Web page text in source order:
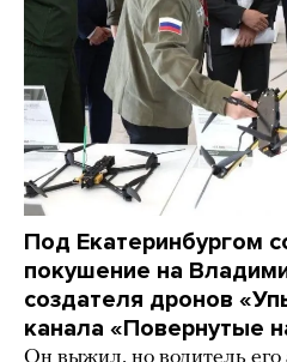
Под Екатеринбургом
покушение на
создателя дронов
канала «Повернутые